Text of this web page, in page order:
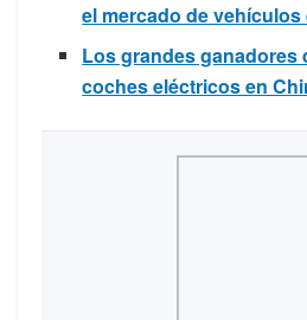
el mercado de
Los grandes ganadores
coches eléctricos en